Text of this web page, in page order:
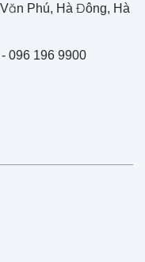
Phú, Hà Đông, Hà
096 196 9900